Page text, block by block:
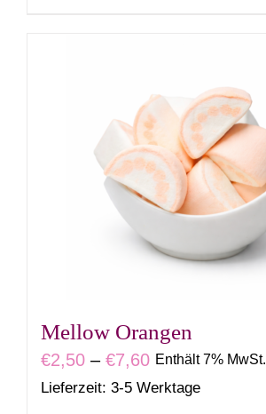
Varianten
auf.
Die
Optionen
können
auf
der
werden
Mellow Orangen
€2,50 – €7,60Preisspanne:
€2,50
Enthält 7% MwSt.
Lieferzeit: 3-5 Werktage